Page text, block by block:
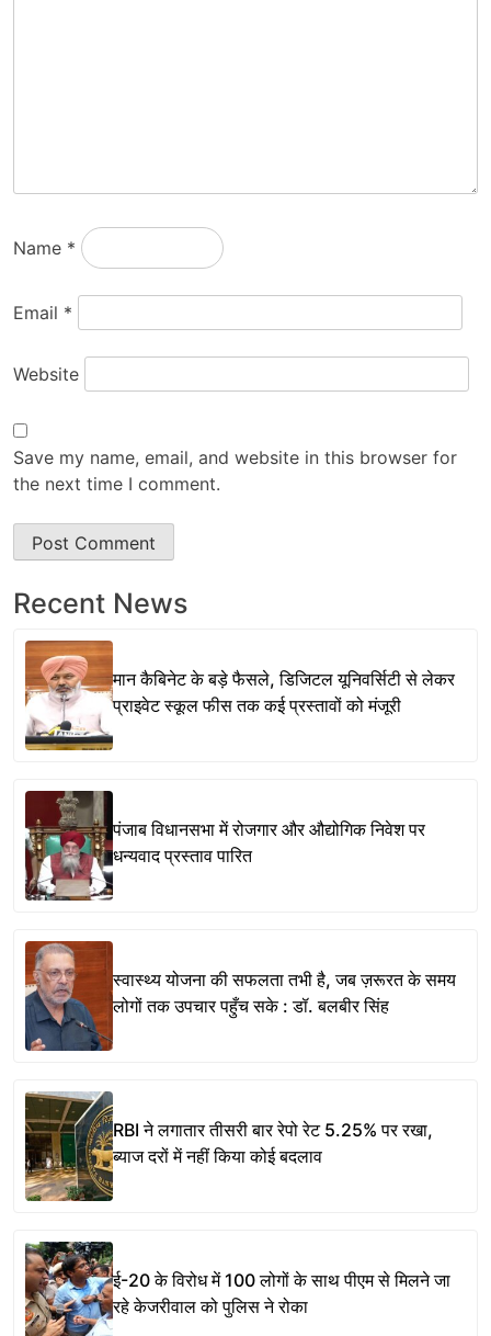
Name *
Email *
Website
Save my name, email, and website in this browser for
the next time I comment.
Recent News
मान कैबिनेट के बड़े फैसले, डिजिटल यूनिवर्सिटी से लेकर
प्राइवेट स्कूल फीस तक कई प्रस्तावों को मंजूरी
पंजाब विधानसभा में रोजगार और औद्योगिक निवेश पर
धन्यवाद प्रस्ताव पारित
स्वास्थ्य योजना की सफलता तभी है, जब ज़रूरत के समय
लोगों तक उपचार पहुँच सके : डॉ. बलबीर सिंह
RBI ने लगातार तीसरी बार रेपो रेट 5.25% पर रखा,
ब्याज दरों में नहीं किया कोई बदलाव
ई-20 के विरोध में 100 लोगों के साथ पीएम से मिलने जा
रहे केजरीवाल को पुलिस ने रोका